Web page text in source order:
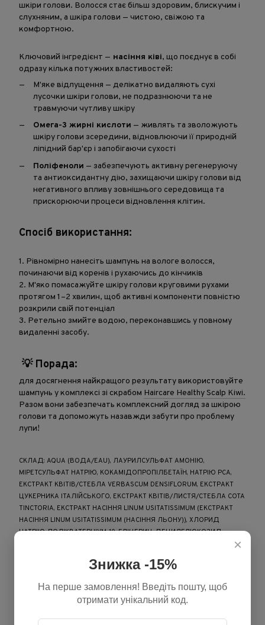
шкіри голови. Волосся стає більш здоровим, блискучим і
слухняним, а шкіра голови — чистою, свіжою та
комфортною.
Ключовий інгредієнт — насіння ківі, що поєднує в собі
одразу кілька потужних властивостей:
М'яке відлущення — делікатно видаляють сухі
лусочки шкіри голови, не подразнюючи та не
травмуючи чутливу шкіру
Омега-3 жирні кислоти — живлять та зволожують
шкіру голови зсередини, відновлюючи її природній
ліпідний бар'єр і запобігаючи сухості
Поліфеноли — забезпечують активну регенеруючу
та антиоксидантну дію, захищаючи шкіру голови від
негативного впливу зовнішнього середовища та
прискорюючи процеси відновлення клітин.
Спосіб використання:
1. Рівномірно нанесіть шампунь на вологе волосся,
починаючи від коренів і рухаючись до кінчиків
2. М'яко помасажуйте шкіру голови круговими рухами
протягом 1–2 хвилин, щоб активні компоненти повністю
розкрили свій потенціал
3. Ретельно змийте водою, переконавшись у повному
видаленні засобу.
💡 Порада:
для досягнення найкращого результату використовуйте
шампунь у комплексі зі скрабом Haircare Healthy Scalp Kiwi.
Разом вони забезпечать комплексний догляд за шкірою
голови та допоможуть назавжди забути про проблему
лупи!
СКЛАД: AQUA (ВОДА/EAU), ЛАУРИЛСУЛЬФАТ АМОНІЮ,
МІРЕТСУЛЬФАТ НАТРІЮ, КОКАМІДОПРОПІЛБЕТАЇН, НАТРІЮ PCA,
ЕКСТРАКТ КВІТІВ/СТЕБЛА VERBASCUM DENSIFLORUM, ЕКСТРАКТ
ЦУКЕРНИКА ІТАЛІЙСЬКОГО, ЕКСТРАКТ КВІТІВ/ЛИСТЯ/СТЕБЛА COTA
TINCTORIA, ЕКСТРАКТ НАСІННЯ LINUM USITATISSIMUM (ЕКСТРАКТ
НАСІННЯ LINUM USITATISSIMUM (НАСІННЯ ЛЬОНУ)), ХЛОРИД
НАТРІЮ, ПОЛІКВАТЕРНІУМ-10, ГЛІЦЕРИН, ДЕЦИЛГЛЮКОЗИД,
ЛИМОННА КИСЛОТА, ПІРОКТОНОЛАМІН, СОРБЕТ-230 ТЕТРАОЛЕАТ,
КОКОБЕТАЇН, ЛАУРОЇЛ/МІРИСТОЇЛ МЕТИЛ ГЛЮКАМІД, СОРБІТАН
ЕТИЛГЕКСИЛГЛІЦЕРИН, БЕНЗИЛОВИЙ СПИРТ, БЕНЗОЙНА КИСЛОТА,
СОРБАТ КАЛІЮ, ФЕНОКСІЕТАНОЛ, ПАРФУМ (АРОМАТИЗАТОР), CI
×
Знижка -15%
На перше замовлення! Введіть пошту, щоб
отримати унікальний код.